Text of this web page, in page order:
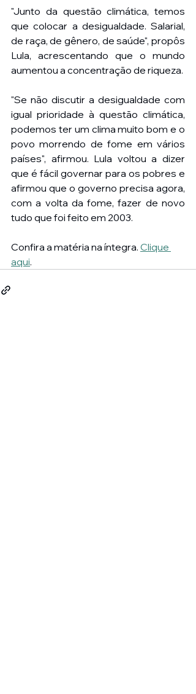
"Junto da questão climática, temos
que colocar a desigualdade. Salarial,
de raça, de gênero, de saúde", propôs
Lula, acrescentando que o mundo
aumentou a concentração de riqueza.
"Se não discutir a desigualdade com
igual prioridade à questão climática,
podemos ter um clima muito bom e o
povo morrendo de fome em vários
países", afirmou. Lula voltou a dizer
que é fácil governar para os pobres e
afirmou que o governo precisa agora,
com a volta da fome, fazer de novo
tudo que foi feito em 2003.
Confira a matéria na íntegra. Clique
aqui.